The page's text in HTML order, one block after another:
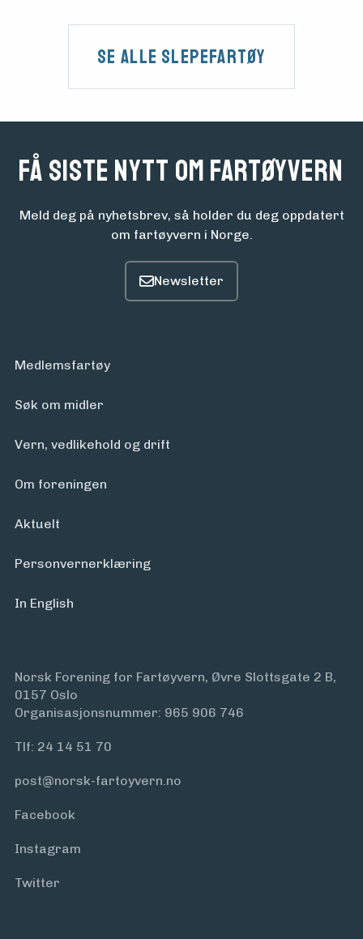
Se alle Slepefartøy
Få siste nytt om fartøyvern
Meld deg på nyhetsbrev, så holder du deg oppdatert
om fartøyvern i Norge.
Medlemsfartøy
Søk om midler
Vern, vedlikehold og drift
Om foreningen
Aktuelt
Personvern­erklæring
In English
Norsk Forening for Fartøyvern, Øvre Slottsgate 2 B,
0157 Oslo
Organisasjonsnummer: 965 906 746
Tlf: 24 14 51 70
post@norsk-fartoyvern.no
Facebook
Instagram
Twitter